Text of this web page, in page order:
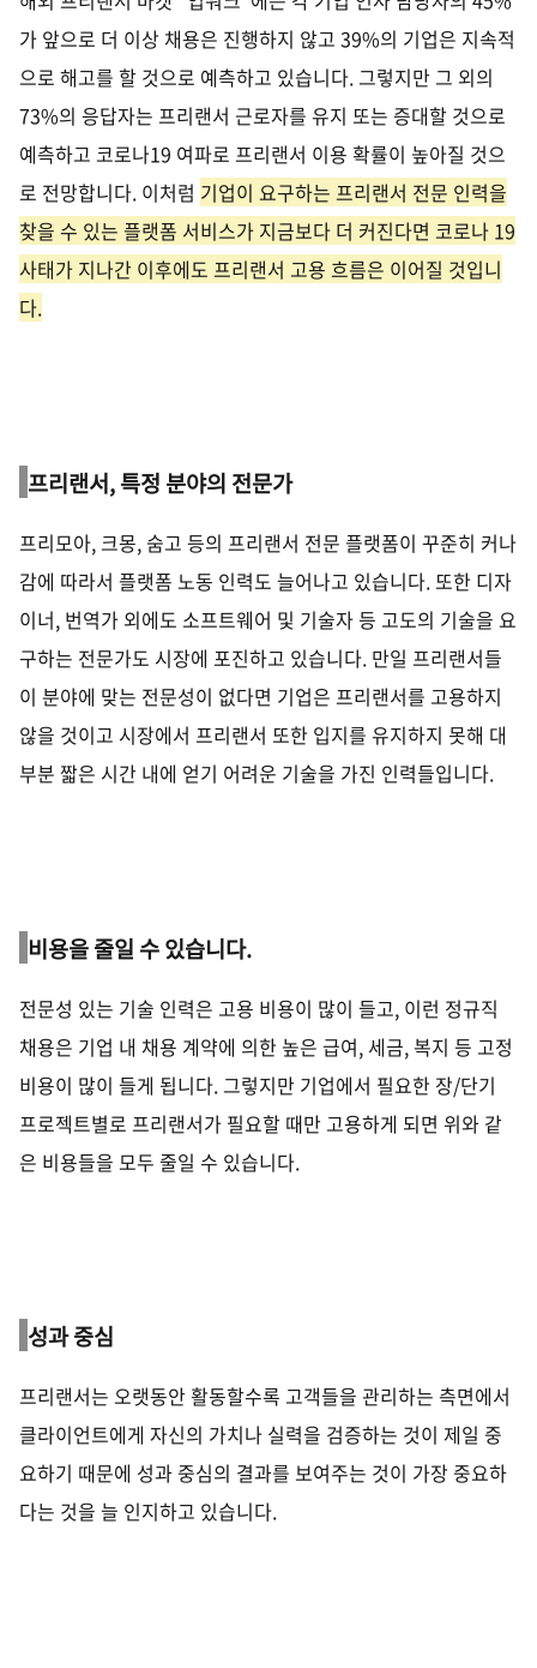
가 앞으로 더 이상 채용은 진행하지 않고 39%의 기업은 지속적
으로 해고를 할 것으로 예측하고 있습니다. 그렇지만 그 외의
73%의 응답자는 프리랜서 근로자를 유지 또는 증대할 것으로
예측하고 코로나19 여파로 프리랜서 이용 확률이 높아질 것으
로 전망합니다. 이처럼 기업이 요구하는 프리랜서 전문 인력을
찾을 수 있는 플랫폼 서비스가 지금보다 더 커진다면 코로나 19
사태가 지나간 이후에도 프리랜서 고용 흐름은 이어질 것입니
다.
프리랜서,특정 분야의 전문가
프리모아, 크몽, 숨고 등의 프리랜서 전문 플랫폼이 꾸준히 커나
감에 따라서 플랫폼 노동 인력도 늘어나고 있습니다. 또한 디자
이너, 번역가 외에도 소프트웨어 및 기술자 등 고도의 기술을 요
구하는 전문가도 시장에 포진하고 있습니다. 만일 프리랜서들
이 분야에 맞는 전문성이 없다면 기업은 프리랜서를 고용하지
않을 것이고 시장에서 프리랜서 또한 입지를 유지하지 못해 대
부분 짧은 시간 내에 얻기 어려운 기술을 가진 인력들입니다.
비용을 줄일 수 있습니다.
전문성 있는 기술 인력은 고용 비용이 많이 들고, 이런 정규직
채용은 기업 내 채용 계약에 의한 높은 급여, 세금, 복지 등 고정
비용이 많이 들게 됩니다. 그렇지만 기업에서 필요한 장/단기
프로젝트별로 프리랜서가 필요할 때만 고용하게 되면 위와 같
은 비용들을 모두 줄일 수 있습니다.
성과 중심
프리랜서는 오랫동안 활동할수록 고객들을 관리하는 측면에서
클라이언트에게 자신의 가치나 실력을 검증하는 것이 제일 중
요하기 때문에 성과 중심의 결과를 보여주는 것이 가장 중요하
다는 것을 늘 인지하고 있습니다.